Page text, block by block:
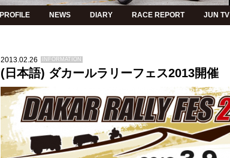
PROFILE NEWS DIARY RACE REPORT JUN TV
2013.02.26 INFORMATION
(日本語) ダカールラリーフェス2013開催